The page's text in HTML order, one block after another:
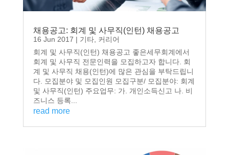
채용공고: 회계 및 사무직(인턴) 채용공고
16 Jun 2017 | 기타, 커리어
회계 및 사무직(인턴) 채용공고 좋은세무회계에서
회계 및 사무직 전문인력을 모집하고자 합니다. 회
계 및 사무직 채용(인턴)에 많은 관심을 부탁드립니
다. 모집분야 및 모집인원 모집구분/ 모집분야: 회계
및 사무직(인턴) 주요업무: 가. 개인소득신고 나. 비
즈니스 등록...
read more